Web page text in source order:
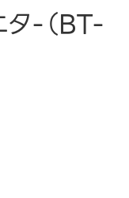
-（BT-